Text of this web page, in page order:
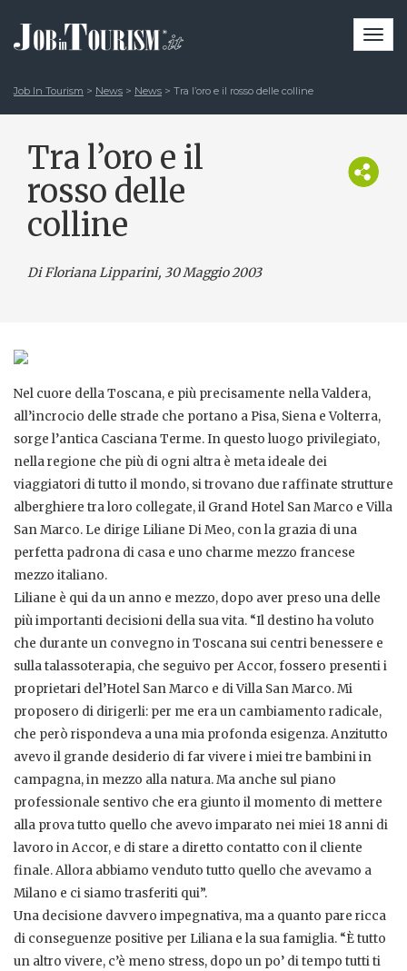
Job In Tourism > News > News > Tra l’oro e il rosso delle colline
Tra l’oro e il
rosso delle
colline
Di Floriana Lipparini, 30 Maggio 2003
Nel cuore della Toscana, e più precisamente nella Valdera,
all’incrocio delle strade che portano a Pisa, Siena e Volterra,
sorge l’antica Casciana Terme. In questo luogo privilegiato,
nella regione che più di ogni altra è meta ideale dei
viaggiatori di tutto il mondo, si trovano due raffinate strutture
alberghiere tra loro collegate, il Grand Hotel San Marco e Villa
San Marco. Le dirige Liliane Di Meo, con la grazia di una
perfetta padrona di casa e uno charme mezzo francese
mezzo italiano.
Liliane è qui da un anno e mezzo, dopo aver preso una delle
più importanti decisioni della sua vita. “Il destino ha voluto
che durante un convegno in Toscana sui centri benessere e
sulla talassoterapia, che seguivo per Accor, fossero presenti i
proprietari del’Hotel San Marco e di Villa San Marco. Mi
proposero di dirigerli: per me era un cambiamento radicale,
che però rispondeva a una mia profonda esigenza. Anzitutto
avevo il grande desiderio di far vivere i miei tre bambini in
campagna, in mezzo alla natura. Ma anche sul piano
professionale sentivo che era giunto il momento di mettere
alla prova tutto quello che avevo imparato nei miei 18 anni di
lavoro in Accor, e di stare a diretto contatto con il cliente
finale. Allora abbiamo venduto tutto quello che avevamo a
Milano e ci siamo trasferiti qui”.
Una decisione davvero impegnativa, ma a quanto pare ricca
di conseguenze positive per Liliana e la sua famiglia. “È tutto
un altro vivere, c’è meno stress, dopo un po’ di tempo tutti ti